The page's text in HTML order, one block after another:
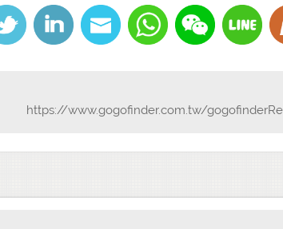
二、四百天沒有睡覺
雲比丘所傳的「佛
https://www.gogofinder.com.tw/